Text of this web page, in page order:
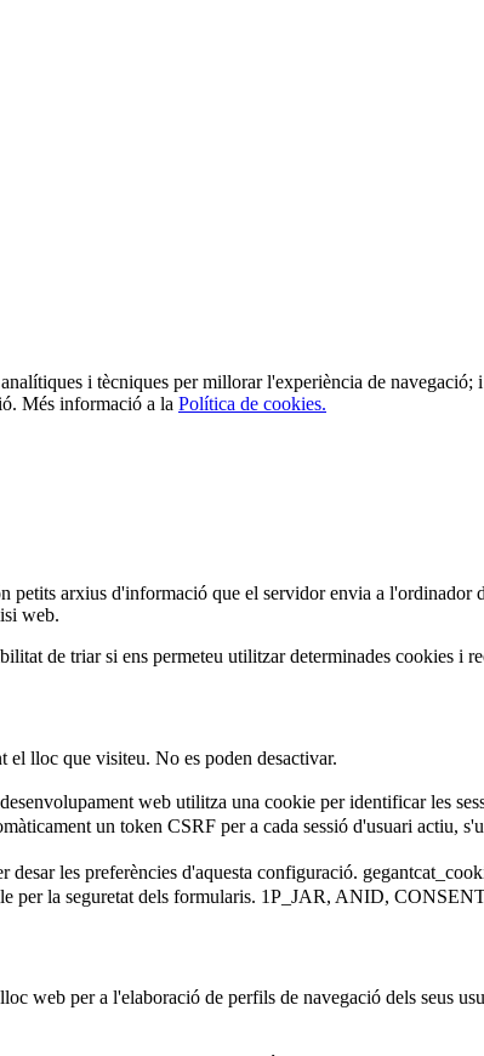
i tècniques per millorar l'experiència de
Més informació a la Política de cookies.
petits arxius d'informació que el servidor envia a
web.
de triar si ens permeteu utilitzar determinades cookies i
el lloc que visiteu. No es poden desactivar.
web utilitza una cookie per identificar les
un token CSRF per a cada sessió d'usuari actiu,
desar les preferències d'aquesta configuració.
per la seguretat dels formularis. 1P_JAR, ANID,
web per a l'elaboració de perfils de navegació dels seus